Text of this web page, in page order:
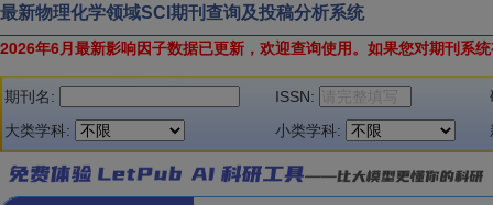
最新物理化学领域SCI期刊查询及投稿分析系统
2026年6月最新影响因子数据已更新，欢迎查询使用。 如果您对期刊系
期刊名: ISSN:
大类学科:
小类学科: